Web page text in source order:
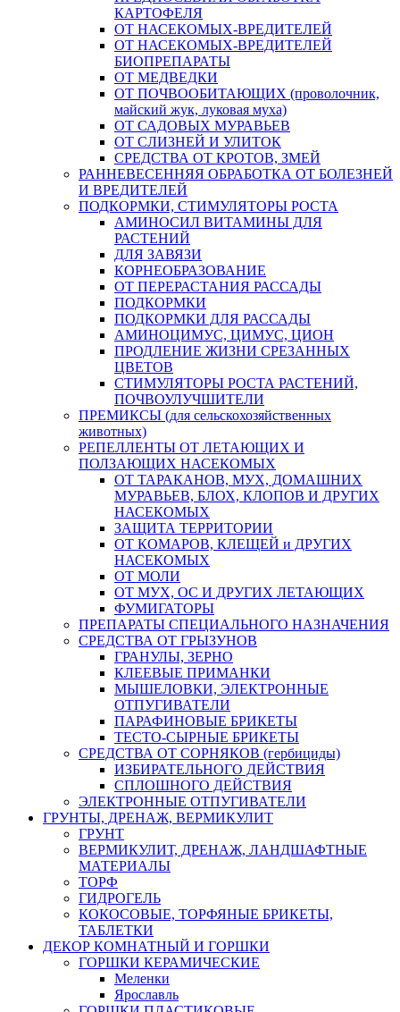
КАРТОФЕЛЯ
ОТ НАСЕКОМЫХ-ВРЕДИТЕЛЕЙ
ОТ НАСЕКОМЫХ-ВРЕДИТЕЛЕЙ
БИОПРЕПАРАТЫ
ОТ МЕДВЕДКИ
ОТ ПОЧВООБИТАЮЩИХ (проволочник,
майский жук, луковая муха)
ОТ САДОВЫХ МУРАВЬЕВ
ОТ СЛИЗНЕЙ И УЛИТОК
СРЕДСТВА ОТ КРОТОВ, ЗМЕЙ
РАННЕВЕСЕННЯЯ ОБРАБОТКА ОТ БОЛЕЗНЕЙ
И ВРЕДИТЕЛЕЙ
ПОДКОРМКИ, СТИМУЛЯТОРЫ РОСТА
АМИНОСИЛ ВИТАМИНЫ ДЛЯ
РАСТЕНИЙ
ДЛЯ ЗАВЯЗИ
КОРНЕОБРАЗОВАНИЕ
ОТ ПЕРЕРАСТАНИЯ РАССАДЫ
ПОДКОРМКИ
ПОДКОРМКИ ДЛЯ РАССАДЫ
АМИНОЦИМУС, ЦИМУС, ЦИОН
ПРОДЛЕНИЕ ЖИЗНИ СРЕЗАННЫХ
ЦВЕТОВ
СТИМУЛЯТОРЫ РОСТА РАСТЕНИЙ,
ПОЧВОУЛУЧШИТЕЛИ
ПРЕМИКСЫ (для сельскохозяйственных
животных)
РЕПЕЛЛЕНТЫ ОТ ЛЕТАЮЩИХ И
ПОЛЗАЮЩИХ НАСЕКОМЫХ
ОТ ТАРАКАНОВ, МУХ, ДОМАШНИХ
МУРАВЬЕВ, БЛОХ, КЛОПОВ И ДРУГИХ
НАСЕКОМЫХ
ЗАЩИТА ТЕРРИТОРИИ
ОТ КОМАРОВ, КЛЕЩЕЙ и ДРУГИХ
НАСЕКОМЫХ
ОТ МОЛИ
ОТ МУХ, ОС И ДРУГИХ ЛЕТАЮЩИХ
ФУМИГАТОРЫ
ПРЕПАРАТЫ СПЕЦИАЛЬНОГО НАЗНАЧЕНИЯ
СРЕДСТВА ОТ ГРЫЗУНОВ
ГРАНУЛЫ, ЗЕРНО
КЛЕЕВЫЕ ПРИМАНКИ
МЫШЕЛОВКИ, ЭЛЕКТРОННЫЕ
ОТПУГИВАТЕЛИ
ПАРАФИНОВЫЕ БРИКЕТЫ
ТЕСТО-СЫРНЫЕ БРИКЕТЫ
СРЕДСТВА ОТ СОРНЯКОВ (гербициды)
ИЗБИРАТЕЛЬНОГО ДЕЙСТВИЯ
СПЛОШНОГО ДЕЙСТВИЯ
ЭЛЕКТРОННЫЕ ОТПУГИВАТЕЛИ
ГРУНТЫ, ДРЕНАЖ, ВЕРМИКУЛИТ
ГРУНТ
ВЕРМИКУЛИТ, ДРЕНАЖ, ЛАНДШАФТНЫЕ
МАТЕРИАЛЫ
ТОРФ
ГИДРОГЕЛЬ
КОКОСОВЫЕ, ТОРФЯНЫЕ БРИКЕТЫ,
ТАБЛЕТКИ
ДЕКОР КОМНАТНЫЙ И ГОРШКИ
ГОРШКИ КЕРАМИЧЕСКИЕ
Меленки
Ярославль